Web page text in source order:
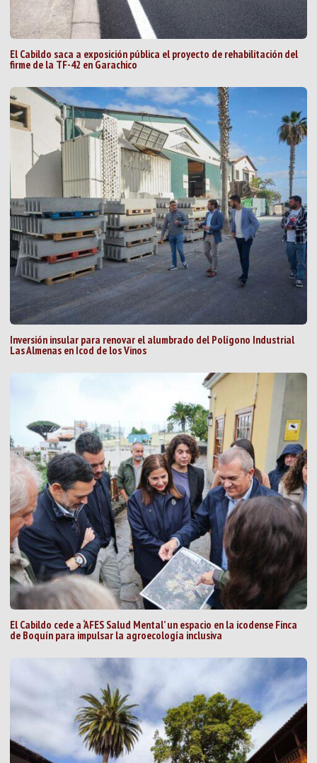
El Cabildo saca a exposición pública el proyecto de rehabilitación del
firme de la TF-42 en Garachico
Inversión insular para renovar el alumbrado del Polígono Industrial
Las Almenas en Icod de los Vinos
El Cabildo cede a ‘AFES Salud Mental’ un espacio en la icodense Finca
de Boquín para impulsar la agroecología inclusiva